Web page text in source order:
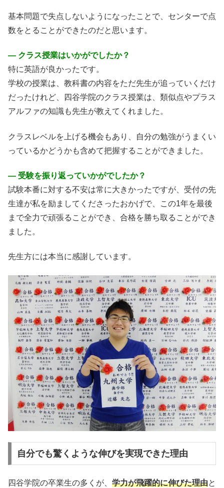
基本問題で失点しないようになったことで、センターで点
数をとることができたのだと思います。
― クラス授業はいかがでしたか？
特に英語が良かったです。
学校の授業は、教科書の内容をただ先生が追っていくだけ
だったけれど、四谷学院のクラス授業は、類似点やプラス
アルファの知識も先生が教えてくれました。
クラスレベルを上げる機会もあり、自分の勉強がうまくい
っているかどうかも含めて把握することができました。
― 受験を振り返っていかがでしたか？
試験本番に対する不安は常に大きかったですが、受付の先
生達が私を励ましてくださったおかげで、この1年を最後
まで全力で頑張ることができ、合格を勝ち取ることができ
ました。
先生方には本当に感謝しています。
自分でも驚くような伸びを実現できた理由
四谷学院の卒業生の多くが、 学力が飛躍的に伸びた理由と